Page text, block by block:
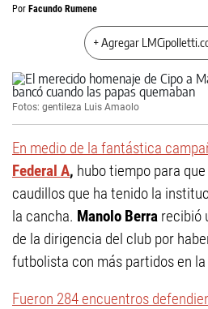
Por Facundo Rumene
+ Agregar
Fotos: gentileza Luis Amaolo
En medio de la fantástica
Federal A, hubo tiempo para
caudillos que ha tenido la
la cancha. Manolo Berra recibió
de la dirigencia del club por
futbolista con más partidos en
Fueron 284 encuentros